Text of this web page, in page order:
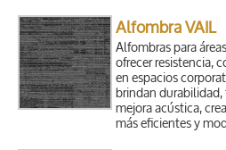
Alfombra VAIL
Alfombras para
ofrecer resistencia,
en espacios
brindan
mejora acústica,
más eficientes y